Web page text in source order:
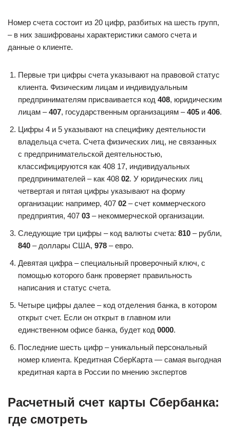
Номер счета состоит из 20 цифр, разбитых на шесть групп,
– в них зашифрованы характеристики самого счета и
данные о клиенте.
Первые три цифры счета указывают на правовой статус
клиента. Физическим лицам и индивидуальным
предпринимателям присваивается код 408, юридическим
лицам –407, государственным организациям –405 и 406.
Цифры 4 и 5 указывают на специфику деятельности
владельца счета. Счета физических лиц, не связанных
с предпринимательской деятельностью,
классифицируются как 408 17, индивидуальных
предпринимателей – как 408 02. У юридических лиц
четвертая и пятая цифры указывают на форму
организации: например, 407 02 – счет коммерческого
предприятия, 407 03 – некоммерческой организации.
Следующие три цифры – код валюты счета: 810 – рубли,
840 – доллары США, 978 – евро.
Девятая цифра – специальный проверочный ключ, с
помощью которого банк проверяет правильность
написания и статус счета.
Четыре цифры далее – код отделения банка, в котором
открыт счет. Если он открыт в главном или
единственном офисе банка, будет код 0000.
Последние шесть цифр – уникальный персональный
номер клиента. Кредитная СберКарта — самая выгодная
кредитная карта в России по мнению экспертов
Расчетный счет карты Сбербанка:
где смотреть